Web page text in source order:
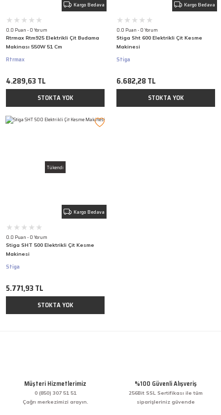
Kargo Bedava
0.0 Puan - 0 Yorum
Rtrmax Rtm925 Elektrikli Çit Budama
Makinası 550W 51 Cm
Rtrmax
4.289,63 TL
STOKTA YOK
Kargo Bedava
0.0 Puan - 0 Yorum
Stiga Sht 600 Elektrikli Çit Kesme
Makinesi
Stiga
6.682,28 TL
STOKTA YOK
Tükendi
Kargo Bedava
0.0 Puan - 0 Yorum
Stiga SHT 500 Elektrikli Çit Kesme
Makinesi
Stiga
5.771,93 TL
STOKTA YOK
Müşteri Hizmetlerimiz
0 (850) 307 51 51
Çağrı merkezimizi arayın.
%100 Güvenli Alışveriş
256Bit SSL Sertifikası ile tüm
siparişleriniz güvende